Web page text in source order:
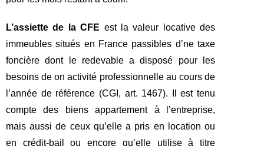
L’assiette de la CFE est la valeur locative des
immeubles situés en France passibles d’ne taxe
foncière dont le redevable a disposé pour les
besoins de on activité professionnelle au cours de
l’année de référence (CGI, art. 1467). Il est tenu
compte des biens appartement à l’entreprise,
mais aussi de ceux qu’elle a pris en location ou
en crédit-bail ou encore qu’elle utilise à titre